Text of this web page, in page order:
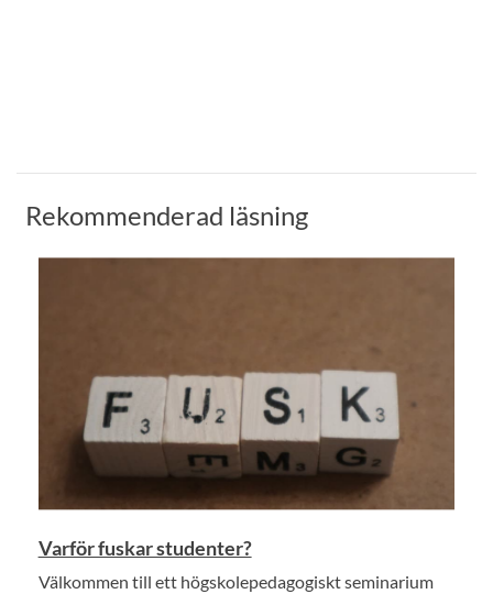
Rekommenderad läsning
Varför fuskar studenter?
Välkommen till ett högskolepedagogiskt seminarium